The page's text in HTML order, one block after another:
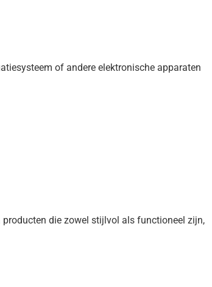
of andere elektronische apparaten
die zowel stijlvol als functioneel zijn,